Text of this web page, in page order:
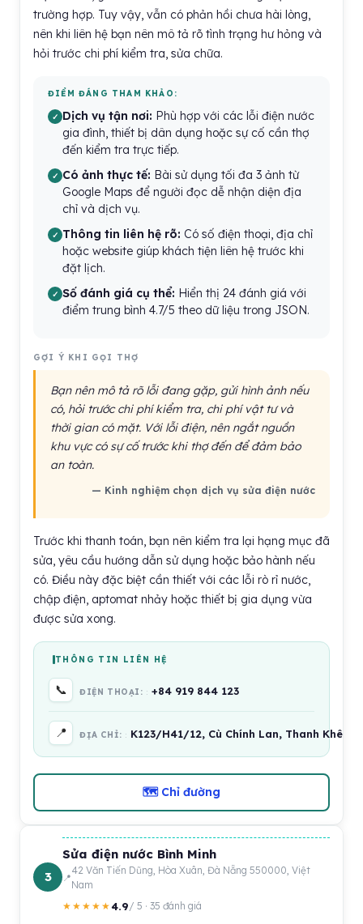
trường hợp. Tuy vậy, vẫn có phản hồi chưa hài lòng,
nên khi liên hệ bạn nên mô tả rõ tình trạng hư hỏng và
hỏi trước chi phí kiểm tra, sửa chữa.
ĐIỂM ĐÁNG THAM KHẢO:
Dịch vụ tận nơi: Phù hợp với các lỗi điện nước
gia đình, thiết bị dân dụng hoặc sự cố cần thợ
đến kiểm tra trực tiếp.
Có ảnh thực tế: Bài sử dụng tối đa 3 ảnh từ
Google Maps để người đọc dễ nhận diện địa
chỉ và dịch vụ.
Thông tin liên hệ rõ: Có số điện thoại, địa chỉ
hoặc website giúp khách tiện liên hệ trước khi
đặt lịch.
Số đánh giá cụ thể: Hiển thị 24 đánh giá với
điểm trung bình 4.7/5 theo dữ liệu trong JSON.
GỢI Ý KHI GỌI THỢ
Bạn nên mô tả rõ lỗi đang gặp, gửi hình ảnh nếu
có, hỏi trước chi phí kiểm tra, chi phí vật tư và
thời gian có mặt. Với lỗi điện, nên ngắt nguồn
khu vực có sự cố trước khi thợ đến để đảm bảo
an toàn.
— Kinh nghiệm chọn dịch vụ sửa điện nước
Trước khi thanh toán, bạn nên kiểm tra lại hạng mục đã
sửa, yêu cầu hướng dẫn sử dụng hoặc bảo hành nếu
có. Điều này đặc biệt cần thiết với các lỗi rò rỉ nước,
chập điện, aptomat nhảy hoặc thiết bị gia dụng vừa
được sửa xong.
THÔNG TIN LIÊN HỆ
📞 ĐIỆN THOẠI: +84 919 844 123
📍 ĐỊA CHỈ: K123/H41/12, Cù Chính Lan, Thanh Khê,
🗺 Chỉ đường
3
Sửa điện nước Bình Minh
42 Văn Tiến Dũng, Hòa Xuân, Đà Nẵng 550000, Việt
Nam
★★★★★4.9/ 5 · 35 đánh giá